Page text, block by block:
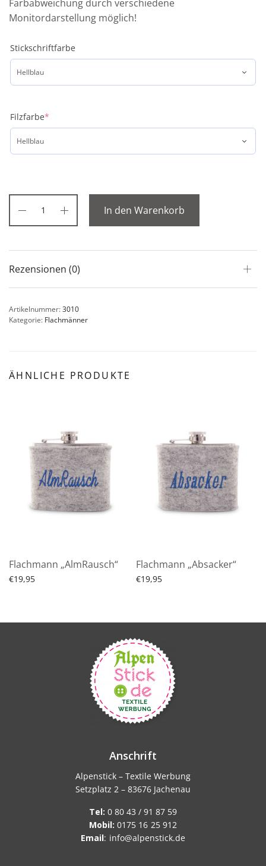
Farbabweichung durch verschiedene
Monitordarstellung möglich!
Stickschriftfarbe
Filzfarbe*
In den Warenkorb
Rezensionen (0)
Artikelnummer:3010
Kategorie: Flachmänner
ÄHNLICHE PRODUKTE
Flachmann „AlmRausch“
€19,95
Flachmann „Absacker“
€19,95
Anschrift
Alpenstick – Textile Werbung
Setzplatz 2 – 83676 Jachenau
Tel: 0 80 43 / 91 87 59
Mobil: 0175 16 25 912
Email: info@alpenstick.de